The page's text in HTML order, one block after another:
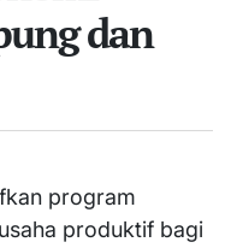
dan
program
produktif bagi